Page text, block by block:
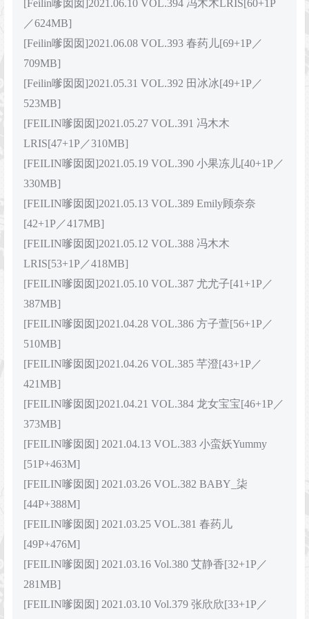
[Feilin嗲囡囡]2021.06.10 VOL.394 冯木木LRIS[60+1P
／624MB]
[Feilin嗲囡囡]2021.06.08 VOL.393 春药儿[69+1P／
709MB]
[Feilin嗲囡囡]2021.05.31 VOL.392 田冰冰[49+1P／
523MB]
[FEILIN嗲囡囡]2021.05.27 VOL.391 冯木木
LRIS[47+1P／310MB]
[FEILIN嗲囡囡]2021.05.19 VOL.390 小果冻儿[40+1P／
330MB]
[FEILIN嗲囡囡]2021.05.13 VOL.389 Emily顾奈奈
[42+1P／417MB]
[FEILIN嗲囡囡]2021.05.12 VOL.388 冯木木
LRIS[53+1P／418MB]
[FEILIN嗲囡囡]2021.05.10 VOL.387 尤尤子[41+1P／
387MB]
[FEILIN嗲囡囡]2021.04.28 VOL.386 方子萱[56+1P／
510MB]
[FEILIN嗲囡囡]2021.04.26 VOL.385 芊澄[43+1P／
421MB]
[FEILIN嗲囡囡]2021.04.21 VOL.384 龙女宝宝[46+1P／
373MB]
[FEILIN嗲囡囡] 2021.04.13 VOL.383 小蛮妖Yummy
[51P+463M]
[FEILIN嗲囡囡] 2021.03.26 VOL.382 BABY_柒
[44P+388M]
[FEILIN嗲囡囡] 2021.03.25 VOL.381 春药儿
[49P+476M]
[FEILIN嗲囡囡] 2021.03.16 Vol.380 艾静香[32+1P／
281MB]
[FEILIN嗲囡囡] 2021.03.10 Vol.379 张欣欣[33+1P／